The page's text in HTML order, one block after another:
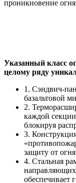
проникновение
Указанный класс
целому ряду
1. Сэндвич-
базальтовой
2.
каждой
блокируя
3.
защиту от
4. Стальная
направляющих
обеспечивает